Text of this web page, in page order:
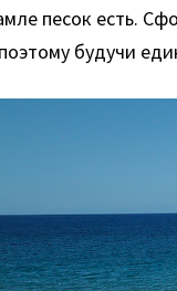
песок есть.
будучи